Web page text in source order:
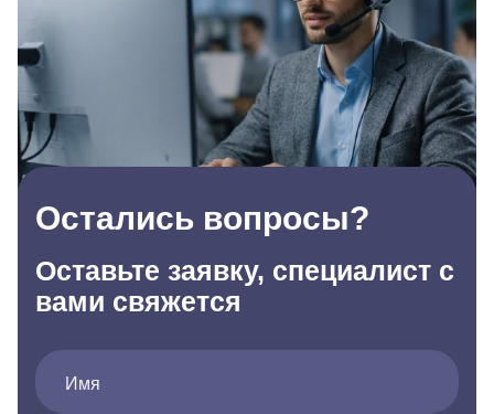
Остались вопросы?
Оставьте заявку, специалист с
вами свяжется
Имя